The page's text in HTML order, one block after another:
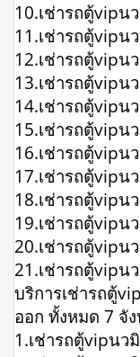
10.เช่ารถตู้vip
11.เช่ารถตู้vip
12.เช่ารถตู้vip
13.เช่ารถตู้vip
14.เช่ารถตู้vip
15.เช่ารถตู้vip
16.เช่ารถตู้vip
17.เช่ารถตู้vip
18.เช่ารถตู้vip
19.เช่ารถตู้vip
20.เช่ารถตู้vipน
21.เช่ารถตู้vip
บริการเช่ารถตู้
ออก ทั้งหมด 7 จั
1.เช่ารถตู้vipน